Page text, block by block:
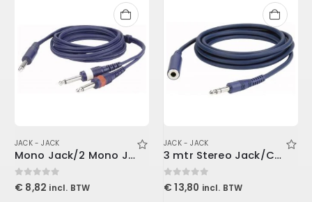
JACK - JACK
Mono Jack/2 Mono Jack 3 mtr Line/Instrumentcable
0out of 5
€ 8,82 incl. BTW
JACK - JACK
3 mtr Stereo Jack/Contra Jack
0out of 5
€ 13,80 incl. BTW